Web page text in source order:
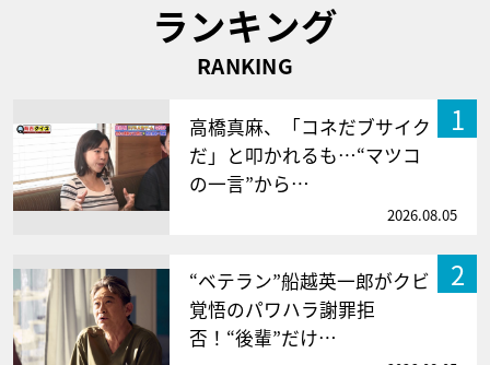
ランキング
RANKING
1
高橋真麻、「コネだブサイク
だ」と叩かれるも…“マツコ
の一言”から…
2026.08.05
2
“ベテラン”船越英一郎がクビ
覚悟のパワハラ謝罪拒
否！“後輩”だけ…